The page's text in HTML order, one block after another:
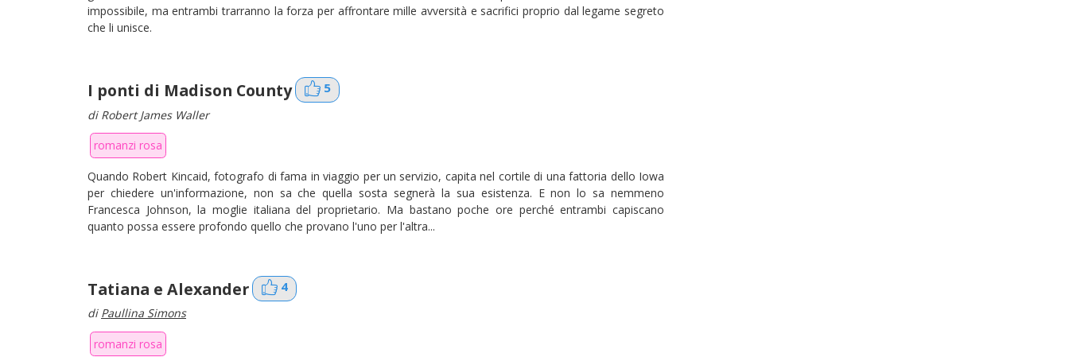
impossibile, ma entrambi trarranno la forza per affrontare mille avversità e sacrifici proprio dal legame segreto
che li unisce.
I ponti di Madison County 5
di Robert James Waller
romanzi rosa
Quando Robert Kincaid, fotografo di fama in viaggio per un servizio, capita nel cortile di una fattoria dello Iowa
per chiedere un'informazione, non sa che quella sosta segnerà la sua esistenza. E non lo sa nemmeno
Francesca Johnson, la moglie italiana del proprietario. Ma bastano poche ore perché entrambi capiscano
quanto possa essere profondo quello che provano l'uno per l'altra...
Tatiana e Alexander 4
di Paullina Simons
romanzi rosa